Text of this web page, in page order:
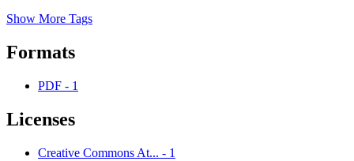
Show More Tags
Formats
PDF - 1
Licenses
Creative Commons At... - 1